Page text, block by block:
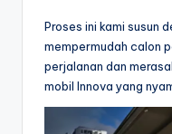
Proses ini kami susun
mempermudah calon
perjalanan dan
mobil Innova yang